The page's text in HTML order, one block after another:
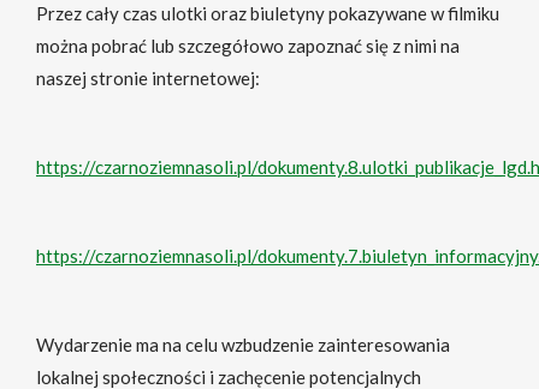
Przez cały czas ulotki oraz biuletyny pokazywane w filmiku
można pobrać lub szczegółowo zapoznać się z nimi na
naszej stronie internetowej:
https://czarnoziemnasoli.pl/
https://czarnoziemnasoli.pl/
Wydarzenie ma na celu wzbudzenie zainteresowania
lokalnej społeczności i zachęcenie potencjalnych